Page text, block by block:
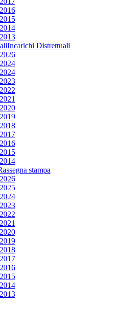
Incarichi Distrettuali
stampa